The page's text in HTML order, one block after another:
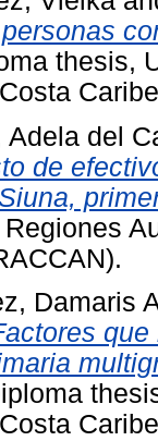
thesis,
del
de
Damaris